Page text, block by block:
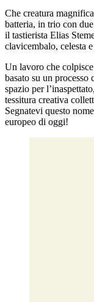
Che creatura
batteria, in trio con
il tastierista Elias
clavicembalo, celesta
Un lavoro che
basato su un
spazio per
tessitura creativa
Segnatevi questo
europeo di oggi!